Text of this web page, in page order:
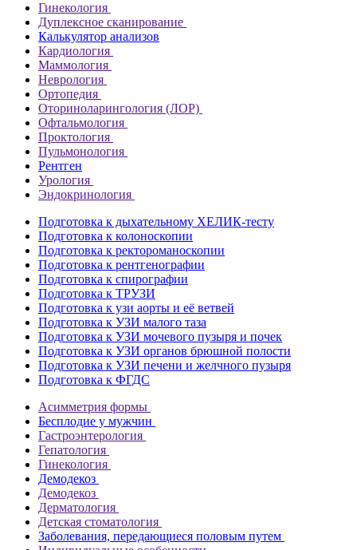
Гинекология
Дуплексное сканирование
Калькулятор анализов
Кардиология
Маммология
Неврология
Ортопедия
Оториноларингология (ЛОР)
Офтальмология
Проктология
Пульмонология
Рентген
Урология
Эндокринология
Подготовка к дыхательному ХЕЛИК-тесту
Подготовка к колоноскопии
Подготовка к ректороманоскопии
Подготовка к рентгенографии
Подготовка к спирографии
Подготовка к ТРУЗИ
Подготовка к узи аорты и её ветвей
Подготовка к УЗИ малого таза
Подготовка к УЗИ мочевого пузыря и почек
Подготовка к УЗИ органов брюшной полости
Подготовка к УЗИ печени и желчного пузыря
Подготовка к ФГДС
Асимметрия формы
Бесплодие у мужчин
Гастроэнтерология
Гепатология
Гинекология
Демодекоз
Демодекоз
Дерматология
Детская стоматология
Заболевания, передающиеся половым путем